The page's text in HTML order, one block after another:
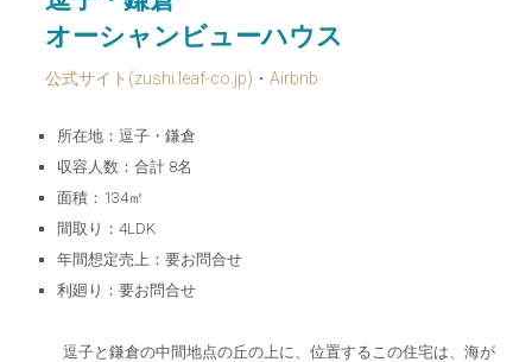
オーシャンビューハウス
公式サイト(zushi.leaf-co.jp) ・ Airbnb
所在地：逗子・鎌倉
収容人数：合計 8名
面積：134㎡
間取り：4LDK
年間想定売上：要お問合せ
利廻り：要お問合せ
逗子と鎌倉の中間地点の丘の上に、位置するこの住宅は、海が